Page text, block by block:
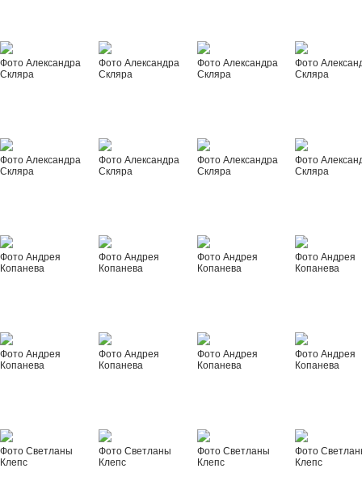
Фото Александра
Скляра
Фото Александра
Скляра
Фото Александра
Скляра
Фото
Скляра
Фото Александра
Скляра
Фото Александра
Скляра
Фото Александра
Скляра
Фото
Скляра
Фото Андрея
Копанева
Фото Андрея
Копанева
Фото Андрея
Копанева
Фото Андрея
Копанева
Фото Андрея
Копанева
Фото Андрея
Копанева
Фото Андрея
Копанева
Фото Андрея
Копанева
Фото Светланы
Клепс
Фото Светланы
Клепс
Фото Светланы
Клепс
Фото
Клепс